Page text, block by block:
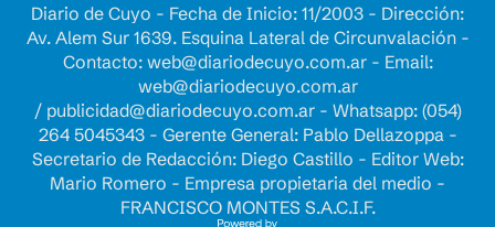
Diario de Cuyo - Fecha de Inicio: 11/2003 - Dirección:
Av. Alem Sur 1639. Esquina Lateral de Circunvalación -
Contacto: web@diariodecuyo.com.ar- Email:
web@diariodecuyo.com.ar
/ publicidad@diariodecuyo.com.ar- Whatsapp: (054)
264 5045343 - Gerente General: Pablo Dellazoppa -
Secretario de Redacción: Diego Castillo - Editor Web:
Mario Romero - Empresa propietaria del medio -
FRANCISCO MONTES S.A.C.I.F.